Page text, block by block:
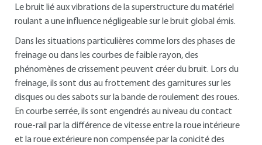
Le bruit lié aux vibrations de la superstructure du matériel
roulant a une influence négligeable sur le bruit global émis.
Dans les situations particulières comme lors des phases de
freinage ou dans les courbes de faible rayon, des
phénomènes de crissement peuvent créer du bruit. Lors du
freinage, ils sont dus au frottement des garnitures sur les
disques ou des sabots sur la bande de roulement des roues.
En courbe serrée, ils sont engendrés au niveau du contact
roue-rail par la différence de vitesse entre la roue intérieure
et la roue extérieure non compensée par la conicité des